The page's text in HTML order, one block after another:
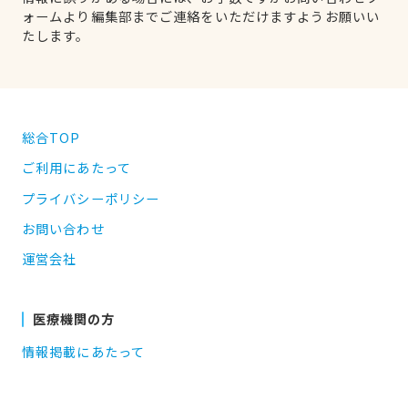
ォームより編集部までご連絡をいただけますようお願いい
たします。
総合TOP
ご利用にあたって
プライバシーポリシー
お問い合わせ
運営会社
医療機関の方
情報掲載にあたって